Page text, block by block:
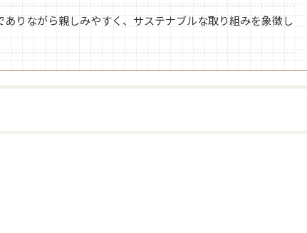
りながら親しみやすく、サステナブルな取り組みを象徴し